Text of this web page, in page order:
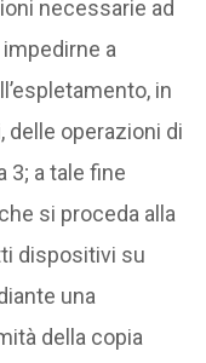
necessarie ad
a
in
operazioni di
3; a tale fine
si proceda alla
dispositivi su
una
della copia